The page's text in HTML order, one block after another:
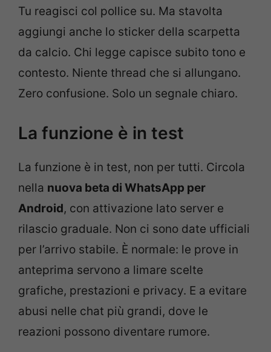
Tu reagisci col pollice su. Ma stavolta
aggiungi anche lo sticker della scarpetta
da calcio. Chi legge capisce subito tono e
contesto. Niente thread che si allungano.
Zero confusione. Solo un segnale chiaro.
La funzione è in test
La funzione è in test, non per tutti. Circola
nella nuova beta di WhatsApp per
Android, con attivazione lato server e
rilascio graduale. Non ci sono date ufficiali
per l’arrivo stabile. È normale: le prove in
anteprima servono a limare scelte
grafiche, prestazioni e privacy. E a evitare
abusi nelle chat più grandi, dove le
reazioni possono diventare rumore.